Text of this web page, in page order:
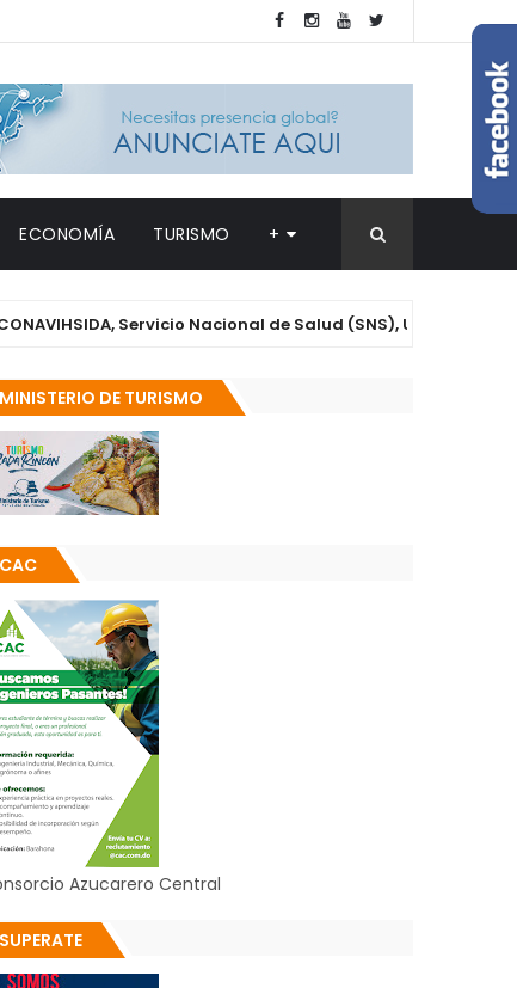
ECONOMÍA TURISMO +
Servicio Nacional de Salud (SNS), UNFPA, la mesa
MINISTERIO DE TURISMO
CAC
Azucarero Central
SUPERATE